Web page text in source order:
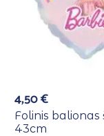
4,50€
Folinis balionas
43cm